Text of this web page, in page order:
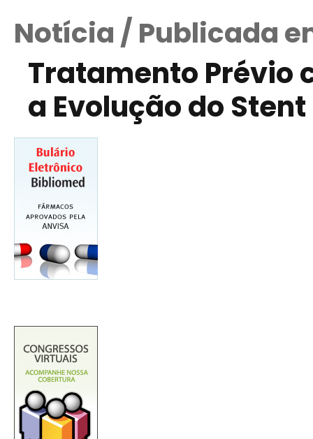
Notícia / Publicada
Tratamento Prévio
a Evolução do